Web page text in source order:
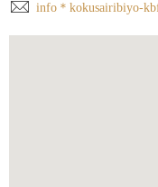
info＊kokusairibiyo-